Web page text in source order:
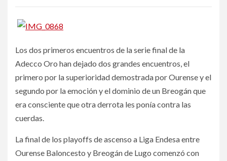
Los dos primeros encuentros de la serie final de la
Adecco Oro han dejado dos grandes encuentros, el
primero por la superioridad demostrada por Ourense y el
segundo por la emoción y el dominio de un Breogán que
era consciente que otra derrota les ponía contra las
cuerdas.
La final de los playoffs de ascenso a Liga Endesa entre
Ourense Baloncesto y Breogán de Lugo comenzó con